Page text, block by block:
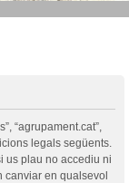
“agrupament.cat”,
legals següents.
us plau no accediu ni
canviar en qualsevol